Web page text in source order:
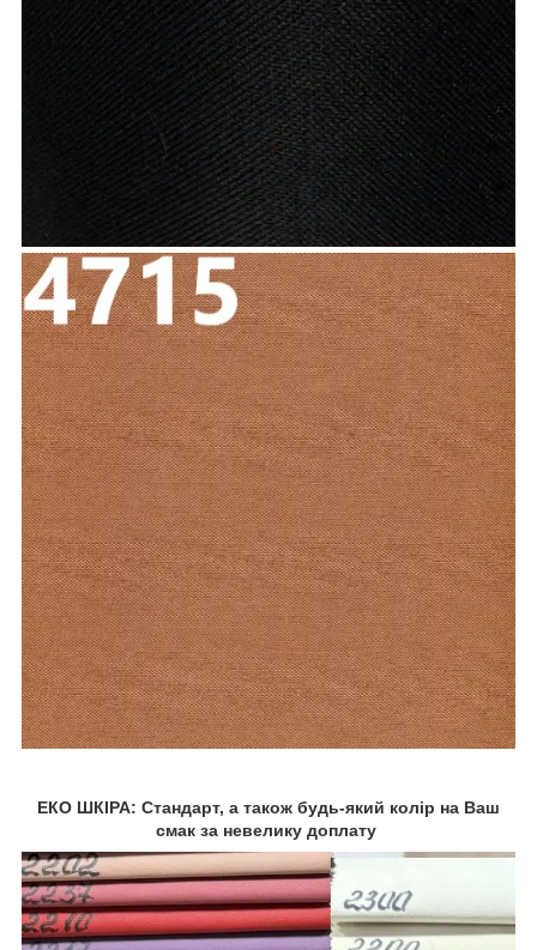
ЕКО ШКІРА: Стандарт, а також будь-який колір на Ваш
смак за невелику доплату